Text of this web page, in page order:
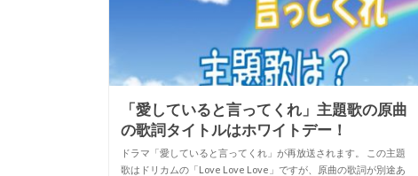
「愛していると言ってくれ」主題歌の原曲
の歌詞タイトルはホワイトデー！
ドラマ「愛していると言ってくれ」が再放送されます。 この主題
歌はドリカムの「Love Love Love」ですが、原曲の歌詞が別途あ